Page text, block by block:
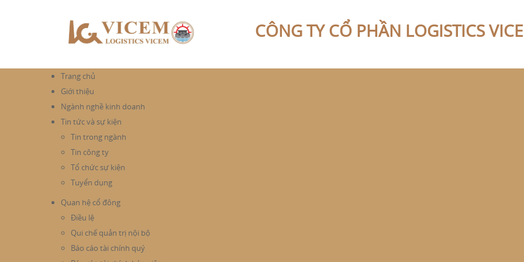
CÔNG TY CỔ PHẦN LOGISTICS
Trang chủ
Giới thiệu
Ngành nghề kinh doanh
Tin tức và sự kiện
Tin trong ngành
Tin công ty
Tổ chức sự kiện
Tuyển dụng
Quan hệ cổ đông
Điều lệ
Qui chế quản trị nội bộ
Báo cáo tài chính quý